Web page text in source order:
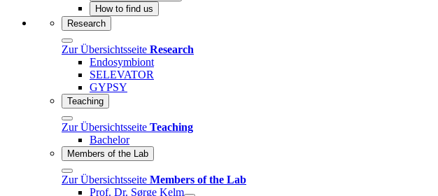
How to find us
Research
Zur Übersichtsseite Research
Endosymbiont
SELEVATOR
GYPSY
Teaching
Zur Übersichtsseite Teaching
Bachelor
Members of the Lab
Zur Übersichtsseite Members of the Lab
Prof. Dr. Sørge Kelm